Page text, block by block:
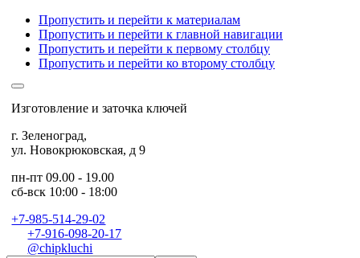
Пропустить и перейти к материалам
Пропустить и перейти к главной навигации
Пропустить и перейти к первому столбцу
Пропустить и перейти ко второму столбцу
Изготовление и заточка ключей
г. Зеленоград,
ул. Новокрюковская, д 9
пн-пт 09.00 - 19.00
сб-вск 10:00 - 18:00
+7-985-514-29-02
+7-916-098-20-17
@chipkluchi